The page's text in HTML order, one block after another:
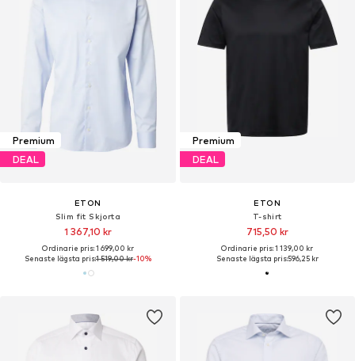
Premium
DEAL
ETON
Slim fit Skjorta
1 367,10 kr
Ordinarie pris: 1 699,00 kr
Senaste lägsta pris:1 519,00 kr-10%
Premium
DEAL
ETON
T-shirt
715,50 kr
Ordinarie pris: 1 139,00 kr
Senaste lägsta pris:596,25 kr